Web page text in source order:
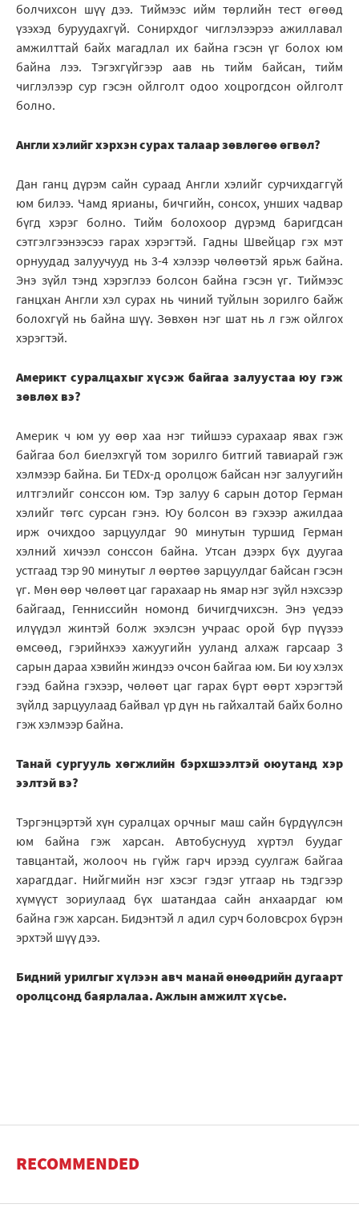
болчихсон шүү дээ. Тиймээс ийм төрлийн тест өгөөд
үзэхэд буруудахгүй. Сонирхдог чиглэлээрээ ажиллавал
амжилттай байх магадлал их байна гэсэн үг болох юм
байна лээ. Тэгэхгүйгээр аав нь тийм байсан, тийм
чиглэлээр сур гэсэн ойлголт одоо хоцрогдсон ойлголт
болно.
Англи хэлийг хэрхэн сурах талаар зөвлөгөө өгвөл?
Дан ганц дүрэм сайн сураад Англи хэлийг сурчихдаггүй
юм билээ. Чамд ярианы, бичгийн, сонсох, унших чадвар
бүгд хэрэг болно. Тийм болохоор дүрэмд баригдсан
сэтгэлгээнээсээ гарах хэрэгтэй. Гадны Швейцар гэх мэт
орнуудад залуучууд нь 3-4 хэлээр чөлөөтэй ярьж байна.
Энэ зүйл тэнд хэрэглээ болсон байна гэсэн үг. Тиймээс
ганцхан Англи хэл сурах нь чиний туйлын зорилго байж
болохгүй нь байна шүү. Зөвхөн нэг шат нь л гэж ойлгох
хэрэгтэй.
Америкт суралцахыг хүсэж байгаа залуустаа юу гэж
зөвлөх вэ?
Америк ч юм уу өөр хаа нэг тийшээ сурахаар явах гэж
байгаа бол биелэхгүй том зорилго битгий тавиарай гэж
хэлмээр байна. Би TEDx-д оролцож байсан нэг залуугийн
илтгэлийг сонссон юм. Тэр залуу 6 сарын дотор Герман
хэлийг төгс сурсан гэнэ. Юу болсон вэ гэхээр ажилдаа
ирж очихдоо зарцуулдаг 90 минутын туршид Герман
хэлний хичээл сонссон байна. Утсан дээрх бүх дуугаа
устгаад тэр 90 минутыг л өөртөө зарцуулдаг байсан гэсэн
үг. Мөн өөр чөлөөт цаг гарахаар нь ямар нэг зүйл нэхсээр
байгаад, Генниссийн номонд бичигдчихсэн. Энэ үедээ
илүүдэл жинтэй болж эхэлсэн учраас орой бүр пүүзээ
өмсөөд, гэрийнхээ хажуугийн ууланд алхаж гарсаар 3
сарын дараа хэвийн жиндээ очсон байгаа юм. Би юу хэлэх
гээд байна гэхээр, чөлөөт цаг гарах бүрт өөрт хэрэгтэй
зүйлд зарцуулаад байвал үр дүн нь гайхалтай байх болно
гэж хэлмээр байна.
Танай сургууль хөгжлийн бэрхшээлтэй оюутанд хэр
ээлтэй вэ?
Тэргэнцэртэй хүн суралцах орчныг маш сайн бүрдүүлсэн
юм байна гэж харсан. Автобуснууд хүртэл буудаг
тавцантай, жолооч нь гүйж гарч ирээд суулгаж байгаа
харагддаг. Нийгмийн нэг хэсэг гэдэг утгаар нь тэдгээр
хүмүүст зориулаад бүх шатандаа сайн анхаардаг юм
байна гэж харсан. Бидэнтэй л адил сурч боловсрох бүрэн
эрхтэй шүү дээ.
Бидний урилгыг хүлээн авч манай өнөөдрийн дугаарт
оролцсонд баярлалаа. Ажлын амжилт хүсье.
RECOMMENDED